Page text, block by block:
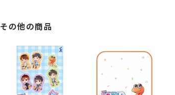
その他の商品